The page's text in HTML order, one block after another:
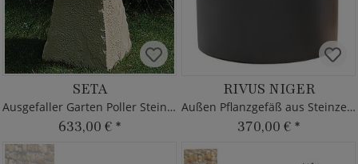
SETA
Ausgefaller Garten Poller Steinguss
633,00 € *
RIVUS NIGER
Außen Pflanzgefäß aus Steinzeug
370,00 € *